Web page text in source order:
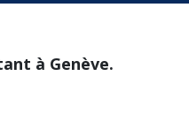
à Genève.